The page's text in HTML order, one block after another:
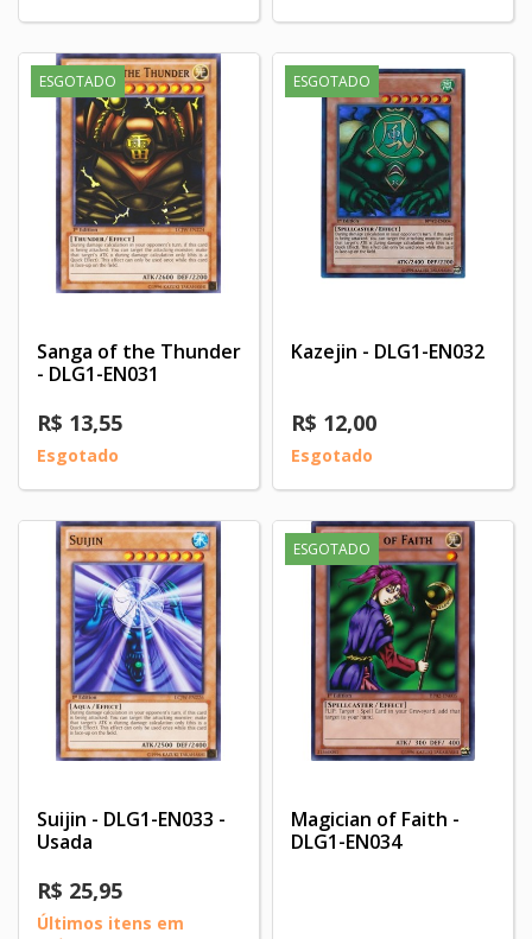
ESGOTADO
Sanga of the Thunder
- DLG1-EN031
R$ 13,55
Esgotado
ESGOTADO
Kazejin - DLG1-EN032
R$ 12,00
Esgotado
Suijin - DLG1-EN033 -
Usada
R$ 25,95
Últimos itens em
ESGOTADO
Magician of Faith -
DLG1-EN034